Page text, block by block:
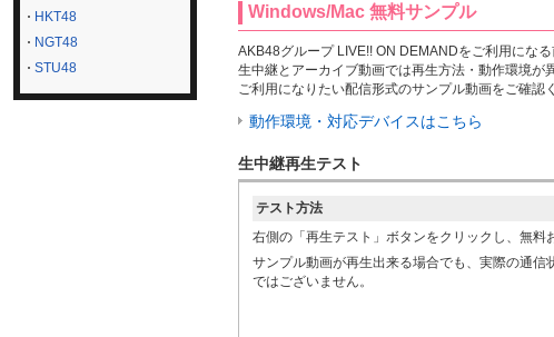
HKT48
NGT48
STU48
Windows/Mac 無料サンプル
AKB48グループ LIVE!! ON DEMANDをご利用にな
生中継とアーカイブ動画では再生方法・動作環境が
ご利用になりたい配信形式のサンプル動画をご確認
動作環境・対応デバイスはこちら
生中継再生テスト
テスト方法
右側の「再生テスト」ボタンをクリックし、無料
サンプル動画が再生出来る場合でも、実際の通
ではございません。